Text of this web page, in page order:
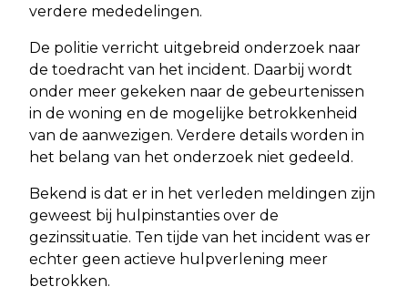
verdere mededelingen.
De politie verricht uitgebreid onderzoek naar
de toedracht van het incident. Daarbij wordt
onder meer gekeken naar de gebeurtenissen
in de woning en de mogelijke betrokkenheid
van de aanwezigen. Verdere details worden in
het belang van het onderzoek niet gedeeld.
Bekend is dat er in het verleden meldingen zijn
geweest bij hulpinstanties over de
gezinssituatie. Ten tijde van het incident was er
echter geen actieve hulpverlening meer
betrokken.